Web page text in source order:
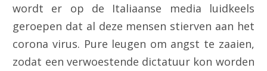
wordt er op de Italiaanse media luidkeels
geroepen dat al deze mensen stierven aan het
corona virus. Pure leugen om angst te zaaien,
zodat een verwoestende dictatuur kon worden